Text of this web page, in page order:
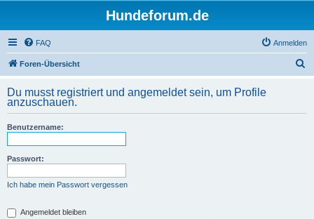
Hundeforum.de
FAQ Anmelden
Foren-Übersicht
h
Du musst registriert und angemeldet sein, um Profile
anzuschauen.
Benutzername:
Passwort:
Ich habe mein Passwort vergessen
Angemeldet bleiben